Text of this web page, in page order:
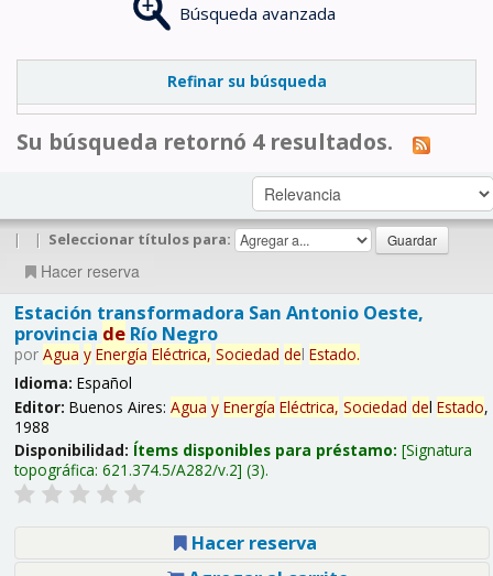
Búsqueda avanzada
Refinar su búsqueda
Su búsqueda retornó 4 resultados.
| | Seleccionar títulos para:
Hacer reserva
Estación transformadora San Antonio Oeste,
provincia deRío Negro
por Agua y Energía Eléctrica, Sociedad del Estado.
Idioma: Español
Editor: Buenos Aires: Agua y Energía Eléctrica, Sociedad del Estado,
1988
Disponibilidad: Ítems disponibles para préstamo: Signatura
topográfica: 621.374.5/A282/v.2 (3).
Hacer reserva